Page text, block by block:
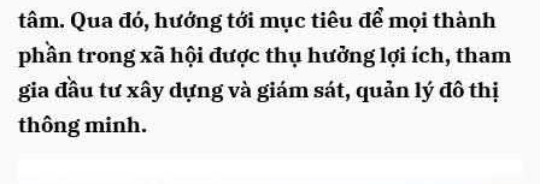
tâm. Qua đó, hướng tới mục tiêu để mọi thành
phần trong xã hội được thụ hưởng lợi ích, tham
gia đầu tư xây dựng và giám sát, quản lý đô thị
thông minh.